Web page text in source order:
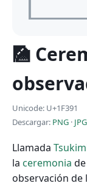
🎑
Unicode: U+1F391
Descargar: PNG · JPG
Llamada
la ceremonia de
observación de